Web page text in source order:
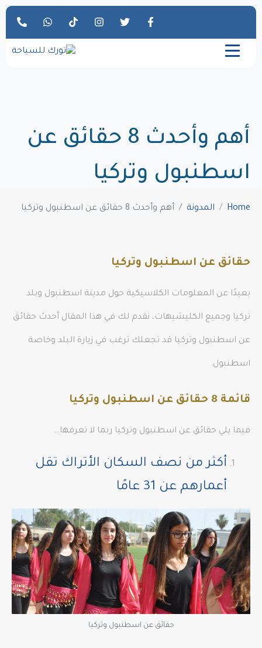
أهم وأحدث 8 حقائق عن
اسطنبول وتركيا
Home المدونة أهم وأحدث 8 حقائق عن اسطنبول وتركيا
حقائق عن اسطنبول وتركيا
بعيدًا عن المعلومات الكلاسيكية حول مدينة اسطنبول وبلد
تركيا وجميع الكليشيهات، نقدم لك في هذا المقال أحدث حقائق
عن اسطنبول وتركيا قد تجعلك ترغب في زيارة البلد وخاصة
اسطنبول.
قائمة 8 حقائق عن اسطنبول وتركيا
فيما يلي حقائق عن اسطنبول وتركيا ربما لا تعرفها…
أكثر من نصف السكان الأتراك تقل
أعمارهم عن 31 عامًا
حقائق عن اسطنبول وتركيا